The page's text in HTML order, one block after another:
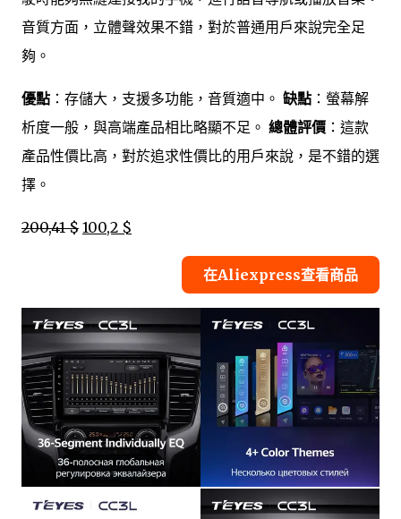
音質方面，立體聲效果不錯，對於普通用戶來說完全足
夠。
優點 ：存儲大，支援多功能，音質適中。 缺點 ：螢幕解
析度一般，與高端產品相比略顯不足。 總體評價 ：這款
產品性價比高，對於追求性價比的用戶來說，是不錯的選
擇。
200,41 $ 100,2 $
在Aliexpress查看商品